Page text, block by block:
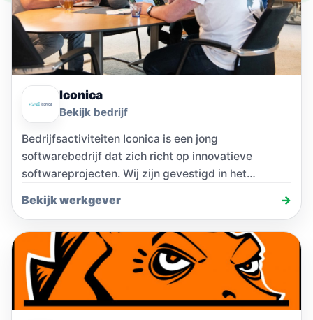
Iconica
Bekijk bedrijf
Bedrijfsactiviteiten Iconica is een jong
softwarebedrijf dat zich richt op innovatieve
softwareprojecten. Wij zijn gevestigd in het
Bekijk werkgever →